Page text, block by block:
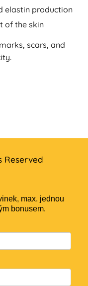
elastin production
of the skin
scars, and
Reserved
max. jednou
bonusem.